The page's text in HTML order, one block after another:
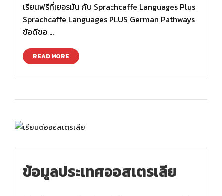
เรียนฟรีที่เยอรมัน กับ Sprachcaffe Languages Plus
Sprachcaffe Languages PLUS German Pathways
ข้อดีขอ …
READ MORE
ข้อมูลประเทศออสเตรเลีย